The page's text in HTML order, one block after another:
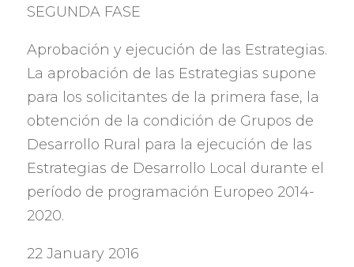
SEGUNDA FASE
Aprobación y ejecución de las Estrategias.
La aprobación de las Estrategias supone
para los solicitantes de la primera fase, la
obtención de la condición de Grupos de
Desarrollo Rural para la ejecución de las
Estrategias de Desarrollo Local durante el
período de programación Europeo 2014-
2020.
22 January 2016